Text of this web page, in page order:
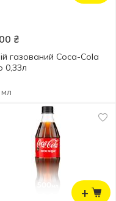
₴
газований Coca-Cola
0,33л
+